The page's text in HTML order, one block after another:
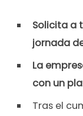
Solicita a
jornada
La
con un
Tras el